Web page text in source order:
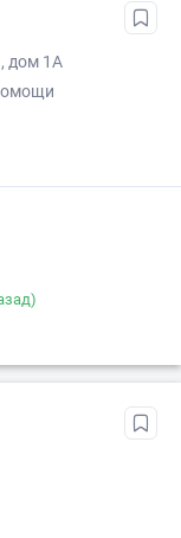
дом 1А